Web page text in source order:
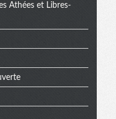
Athées et Libres-